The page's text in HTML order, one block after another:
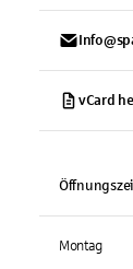
vCard
Montag